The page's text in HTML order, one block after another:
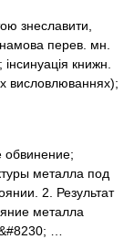
знеславити,
перев. мн.
книжн.
висловлюваннях);
обвинение;
металла под
2. Результат
металла
…